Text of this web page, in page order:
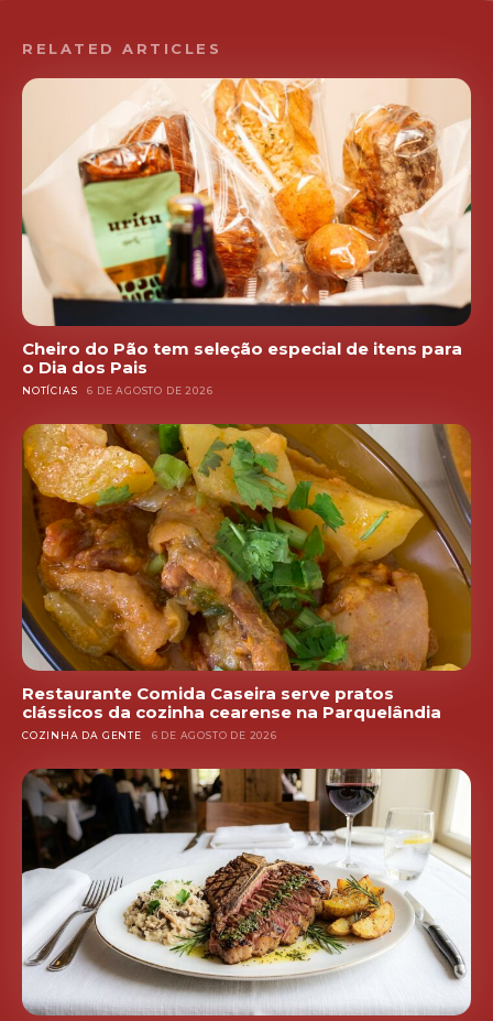
RELATED ARTICLES
Cheiro do Pão tem seleção especial de itens para
o Dia dos Pais
NOTÍCIAS 6 DE AGOSTO DE 2026
Restaurante Comida Caseira serve pratos
clássicos da cozinha cearense na Parquelândia
COZINHA DA GENTE 6 DE AGOSTO DE 2026